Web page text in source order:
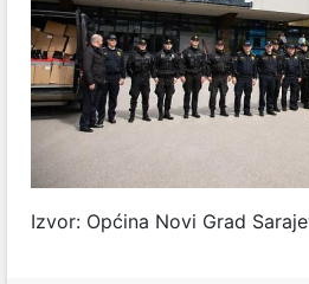
Izvor: Općina Novi Grad